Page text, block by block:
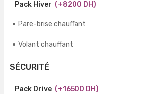
Pack Hiver (+8200 DH)
Pare-brise chauffant
Volant chauffant
SÉCURITÉ
Pack Drive (+16500 DH)